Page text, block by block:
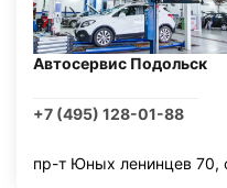
Автосервис Подольск
+7 (495) 128-01-88
пр-т Юных ленинцев 70,